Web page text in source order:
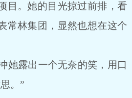
目。她的目光掠过前排，看
常林集团，显然也想在这个
露出一个无奈的笑，用口
。”